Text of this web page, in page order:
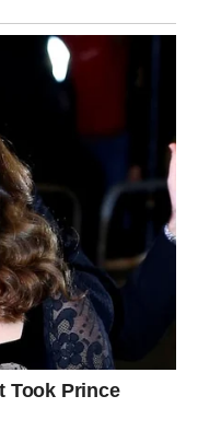
ljubavna priča zaista
moglo bi vam donijeti
osjetili. Pred vama
vas podsjetiti da
one koji nisu
posebne
da su upravo
ljubavne priče.
jer ono što dolazi
sada zamišljali.